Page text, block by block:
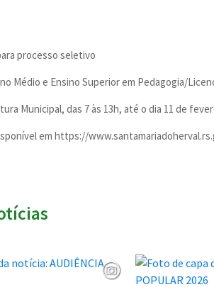
processo seletivo
Médio e Ensino Superior em Pedagogia/
Municipal, das 7 às 13h, até o dia 11 de
em https://